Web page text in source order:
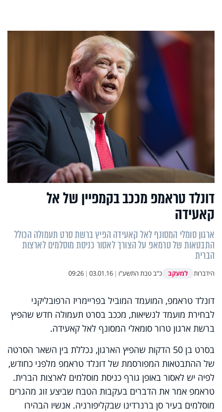
דונלד טראמפ מככב בקמפיין של אל
קאעידה
ארגון סומלי המסונף לאל קאעידה הפיץ ברשת סרט תעמולה הכולל
התבטאות של טרמאפ על הצורך לאסור כניסת מוסלמים לארצות
הברית
הידברות למעקב כ"ב טבת התשע"ו |
03.01.16
|
09:26
דונלד טראמפ, המועמד המוביל בפריימריז הרפובליקני
לבחירת מועמד לנשיאות, מככב בסרט תעמולה חדש שהפיץ
ברשת ארגון טרור סומאלי המסונף לאל קאעידה.
בסרט בן 50 הדקות שהפיץ הארגון, נכללת בין השאר הסרטה
של ההתבטאות המפורסמת של דונלד טראמפ מלפני כחודש,
לפיה יש לאסור באופן גורף כניסת מוסלמים לארצות הברית.
טראמפ אמר את הדברים בעקבות הטבח שביצע זוג מהגרים
מוסלמים בעיר סן ברנרדינו שבקליפורניה. אנשיו הבהירו